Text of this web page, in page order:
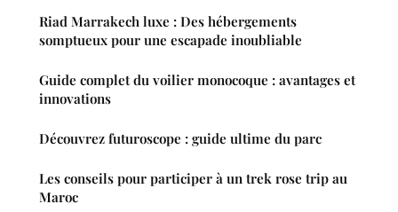
Riad Marrakech luxe : Des hébergements
somptueux pour une escapade inoubliable
Guide complet du voilier monocoque : avantages et
innovations
Découvrez futuroscope : guide ultime du parc
Les conseils pour participer à un trek rose trip au
Maroc